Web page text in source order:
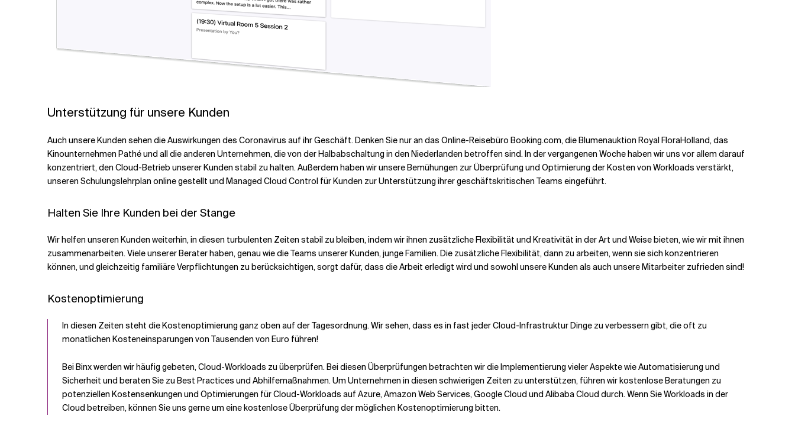
Unterstützung für unsere Kunden
Auch unsere Kunden sehen die Auswirkungen des Coronavirus auf ihr Geschäft. Denken Sie nur an das Online-Reisebüro Booking.com, die Blumenauktion Royal FloraHolland, das
Kinounternehmen Pathé und all die anderen Unternehmen, die von der Halbabschaltung in den Niederlanden betroffen sind. In der vergangenen Woche haben wir uns vor allem darauf
konzentriert, den Cloud-Betrieb unserer Kunden stabil zu halten. Außerdem haben wir unsere Bemühungen zur Überprüfung und Optimierung der Kosten von Workloads verstärkt,
unseren Schulungslehrplan online gestellt und Managed Cloud Control für Kunden zur Unterstützung ihrer geschäftskritischen Teams eingeführt.
Halten Sie Ihre Kunden bei der Stange
Wir helfen unseren Kunden weiterhin, in diesen turbulenten Zeiten stabil zu bleiben, indem wir ihnen zusätzliche Flexibilität und Kreativität in der Art und Weise bieten, wie wir mit ihnen
zusammenarbeiten. Viele unserer Berater haben, genau wie die Teams unserer Kunden, junge Familien. Die zusätzliche Flexibilität, dann zu arbeiten, wenn sie sich konzentrieren
können, und gleichzeitig familiäre Verpflichtungen zu berücksichtigen, sorgt dafür, dass die Arbeit erledigt wird und sowohl unsere Kunden als auch unsere Mitarbeiter zufrieden sind!
Kostenoptimierung
In diesen Zeiten steht die Kostenoptimierung ganz oben auf der Tagesordnung. Wir sehen, dass es in fast jeder Cloud-Infrastruktur Dinge zu verbessern gibt, die oft zu
monatlichen Kosteneinsparungen von Tausenden von Euro führen!
Bei Binx werden wir häufig gebeten, Cloud-Workloads zu überprüfen. Bei diesen Überprüfungen betrachten wir die Implementierung vieler Aspekte wie Automatisierung und
Sicherheit und beraten Sie zu Best Practices und Abhilfemaßnahmen. Um Unternehmen in diesen schwierigen Zeiten zu unterstützen, führen wir kostenlose Beratungen zu
potenziellen Kostensenkungen und Optimierungen für Cloud-Workloads auf Azure, Amazon Web Services, Google Cloud und Alibaba Cloud durch. Wenn Sie Workloads in der
Cloud betreiben, können Sie uns gerne um eine kostenlose Überprüfung der möglichen Kostenoptimierung bitten.